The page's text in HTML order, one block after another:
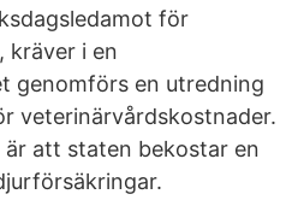
för
kräver i en
genomförs en utredning
veterinärvårdskostnader.
att staten bekostar en